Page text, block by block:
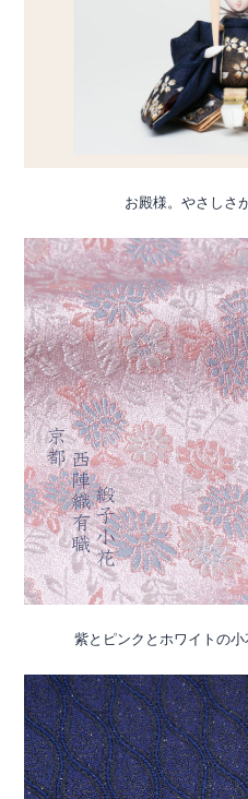
お殿様。やさしさ
紫とピンクとホワイトの小